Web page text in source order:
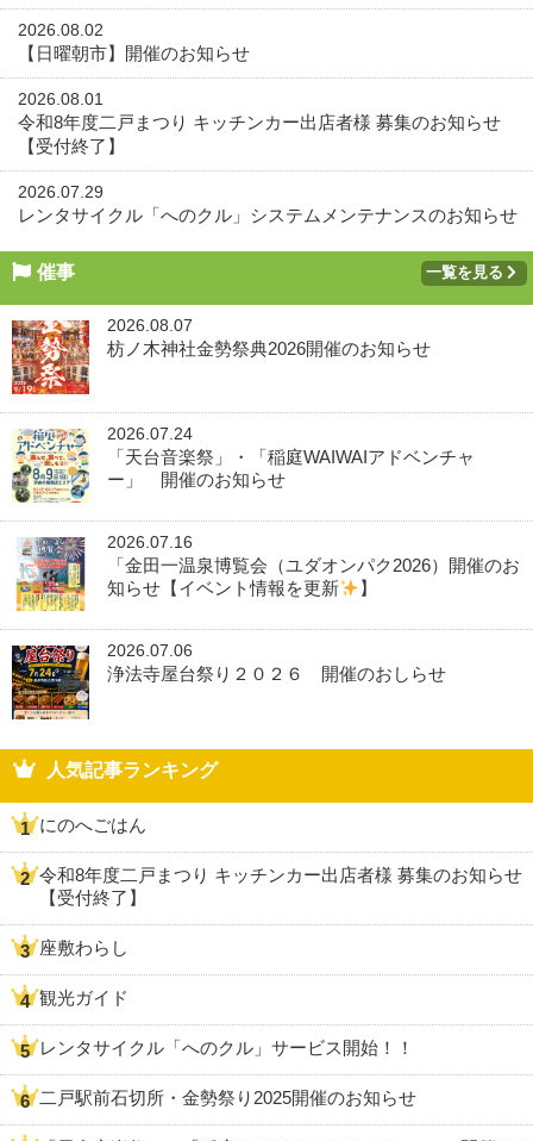
2026.08.02
【日曜朝市】開催のお知らせ
2026.08.01
令和8年度二戸まつり キッチンカー出店者様 募集のお知らせ
【受付終了】
2026.07.29
レンタサイクル「へのクル」システムメンテナンスのお知らせ
催事 一覧を見る
2026.08.07
枋ノ木神社金勢祭典2026開催のお知らせ
2026.07.24
「天台音楽祭」・「稲庭WAIWAIアドベンチャ
ー」 開催のお知らせ
2026.07.16
「金田一温泉博覧会（ユダオンパク2026）開催のお
知らせ【イベント情報を更新
】
2026.07.06
浄法寺屋台祭り２０２６ 開催のおしらせ
人気記事ランキング
にのへごはん
令和8年度二戸まつり キッチンカー出店者様 募集のお知らせ
【受付終了】
座敷わらし
観光ガイド
レンタサイクル「へのクル」サービス開始！！
二戸駅前石切所・金勢祭り2025開催のお知らせ